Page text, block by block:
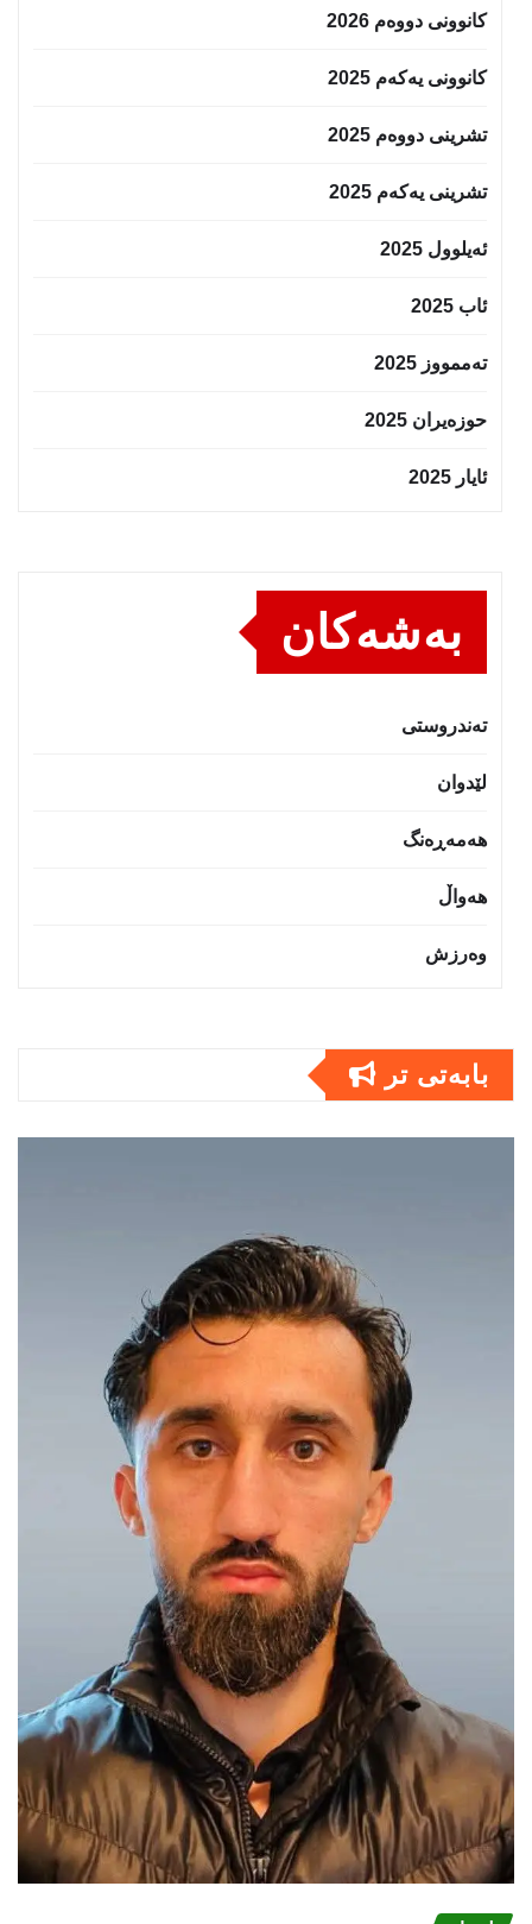
کانوونی دووەم 2026
کانوونی یەکەم 2025
تشرینی دووەم 2025
تشرینی یەکەم 2025
ئەیلوول 2025
ئاب 2025
تەممووز 2025
حوزه‌یران 2025
ئایار 2025
بەشەکان
تەندروستى
لێدوان
هەمەڕەنگ
هەواڵ
وەرزش
بابەتى تر